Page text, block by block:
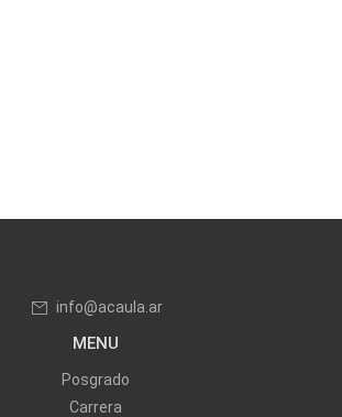
info@acaula.ar
MENU
Posgrado
Carrera